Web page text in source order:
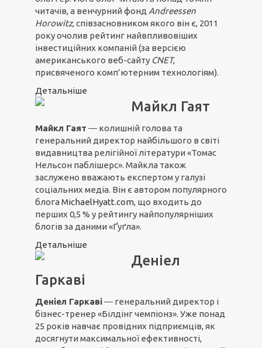
читачів, а венчурний фонд Andreessen
Horowitz, співзасновником якого він є, 2011
року очолив рейтинг найвпливовіших
інвестиційних компаній (за версією
американського веб-сайту CNET,
присвяченого комп’ютерним технологіям).
Детальніше
Майкл Гаят
Майкл Гаят ― колишній голова та
генеральний директор найбільшого в світі
видавництва релігійної літератури «Томас
Нельсон паблішерс». Майкла також
заслужено вважають експертом у галузі
соціальних медіа. Він є автором популярного
блога MichaelHyatt.com, що входить до
перших 0,5 % у рейтингу найпопулярніших
блогів за даними «Ґуґла».
Детальніше
Деніел
Гаркаві
Деніел Гаркаві― генеральний директор і
бізнес-тренер «Білдінг чемпіонз». Уже понад
25 років навчає провідних підприємців, як
досягнути максимальної ефективності,